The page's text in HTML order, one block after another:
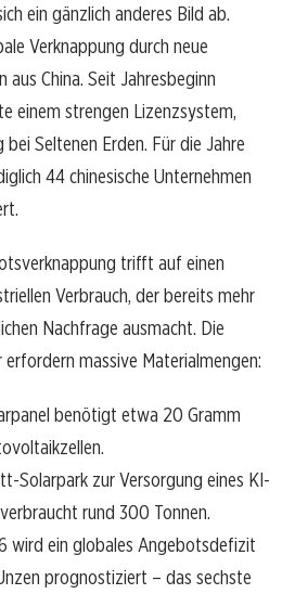
ein gänzlich anderes Bild ab.
Verknappung durch neue
China. Seit Jahresbeginn
einem strengen Lizenzsystem,
Seltenen Erden. Für die Jahre
44 chinesische Unternehmen
trifft auf einen
Verbrauch, der bereits mehr
Nachfrage ausmacht. Die
massive Materialmengen:
benötigt etwa 20 Gramm
Solarpark zur Versorgung eines KI-
rund 300 Tonnen.
wird ein globales Angebotsdefizit
prognostiziert – das sechste